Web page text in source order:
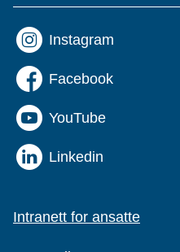
Instagram
Facebook
YouTube
Linkedin
Intranett for ansatte